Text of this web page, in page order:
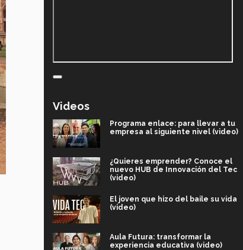
Videos
Programa enlace: para llevar a tu
empresa al siguiente nivel (video)
¿Quieres emprender? Conoce el
nuevo HUB de Innovación del Tec
(video)
El joven que hizo del baile su vida
(video)
Aula Futura: transformar la
experiencia educativa (video)